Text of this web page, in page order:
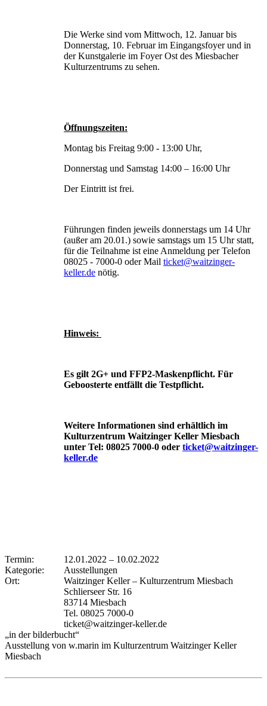
Die Werke sind vom Mittwoch, 12. Januar bis
Donnerstag, 10. Februar im Eingangsfoyer und in
der Kunstgalerie im Foyer Ost des Miesbacher
Kulturzentrums zu sehen.
Öffnungszeiten:
Montag bis Freitag 9:00 - 13:00 Uhr,
Donnerstag und Samstag 14:00 – 16:00 Uhr
Der Eintritt ist frei.
Führungen finden jeweils donnerstags um 14 Uhr
(außer am 20.01.) sowie samstags um 15 Uhr statt,
für die Teilnahme ist eine Anmeldung per Telefon
08025 - 7000-0 oder Mail ticket@waitzinger-
keller.de nötig.
Hinweis:
Es gilt 2G+ und FFP2-Maskenpflicht. Für
Geboosterte entfällt die Testpflicht.
Weitere Informationen sind erhältlich im
Kulturzentrum Waitzinger Keller Miesbach
unter Tel: 08025 7000-0 oder ticket@waitzinger-
keller.de
Termin: 12.01.2022 – 10.02.2022
Kategorie:
Ausstellungen
Ort:
Waitzinger Keller – Kulturzentrum Miesbach
Schlierseer Str. 16
83714 Miesbach
Tel. 08025 7000-0
ticket@waitzinger-keller.de
„in der bilderbucht“
Ausstellung von w.marin im Kulturzentrum Waitzinger Keller
Miesbach